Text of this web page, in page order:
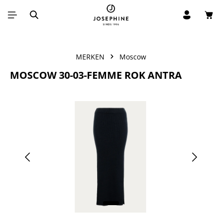
Ga naar de hoofdinhoud
MERKEN Moscow
MOSCOW 30-03-FEMME ROK ANTRA
Afbeeldingengalerij overslaan